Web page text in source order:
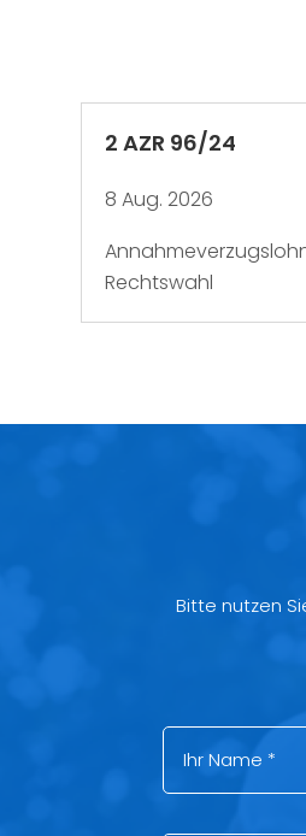
2 AZR 96/24
8 Aug. 2026
Rechtswahl
Bitte nutzen